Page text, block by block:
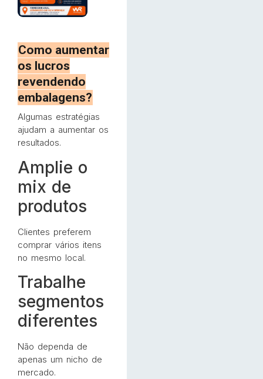
Como aumentar
os lucros
revendendo
embalagens?
Algumas estratégias
ajudam a aumentar os
resultados.
Amplie o
mix de
produtos
Clientes preferem
comprar vários itens
no mesmo local.
Trabalhe
segmentos
diferentes
Não dependa de
apenas um nicho de
mercado.